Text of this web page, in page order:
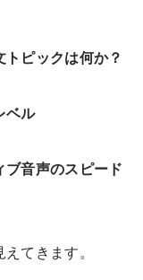
ピックは何か？
ベル
音声のスピード
てきます。